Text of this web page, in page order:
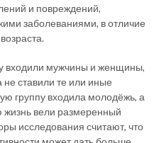
и повреждений,
заболеваниями, в отличие
входили мужчины и женщины,
не ставили те или иные
группу входила молодёжь, а
вели размеренный
исследования считают, что